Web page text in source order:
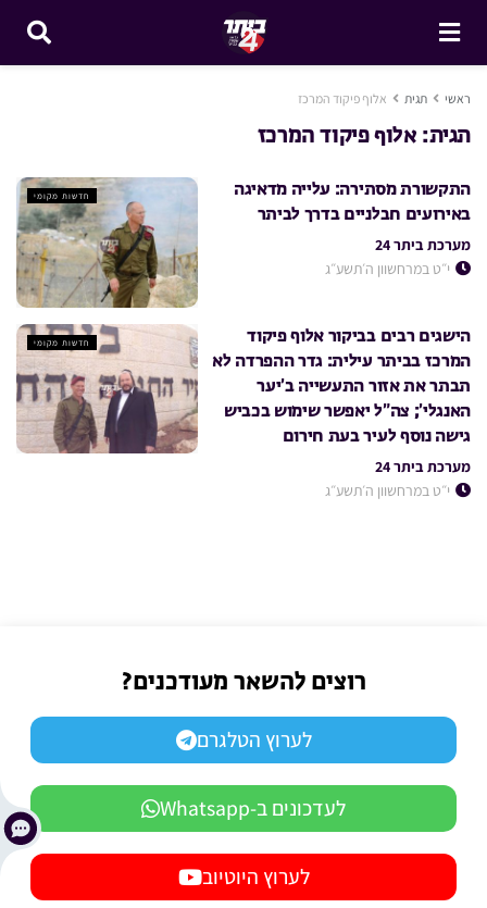
ראשי תגית אלוף פיקוד המרכז
תגית: אלוף פיקוד המרכז
חדשות מקומי
התקשורת מסתירה: עלייה מדאיגה
באירועים חבלניים בדרך לביתר
מערכת ביתר 24
י״ט במרחשוון ה׳תשע״ג
חדשות מקומי
הישגים רבים בביקור אלוף פיקוד
המרכז בביתר עילית: גדר ההפרדה לא
תבתר את אזור התעשייה ב’יער
האנגלי’; צה”ל יאפשר שימוש בכביש
גישה נוסף לעיר בעת חירום
מערכת ביתר 24
י״ט במרחשוון ה׳תשע״ג
רוצים להשאר מעודכנים?
לערוץ הטלגרם
לעדכונים ב-Whatsapp
לערוץ היוטיוב